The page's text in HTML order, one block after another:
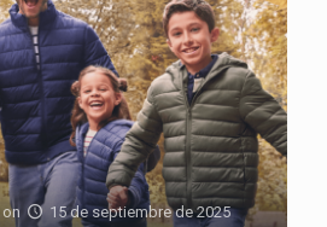
on 15 de septiembre de 2025